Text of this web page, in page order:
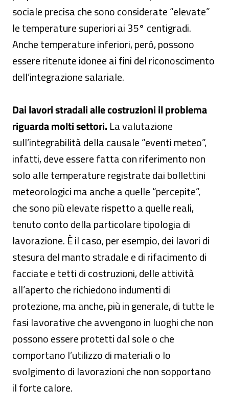
sociale precisa che sono considerate “elevate”
le temperature superiori ai 35° centigradi.
Anche temperature inferiori, però, possono
essere ritenute idonee ai fini del riconoscimento
dell’integrazione salariale.
Dai lavori stradali alle costruzioni il problema
riguarda molti settori. La valutazione
sull’integrabilità della causale “eventi meteo”,
infatti, deve essere fatta con riferimento non
solo alle temperature registrate dai bollettini
meteorologici ma anche a quelle “percepite”,
che sono più elevate rispetto a quelle reali,
tenuto conto della particolare tipologia di
lavorazione. È il caso, per esempio, dei lavori di
stesura del manto stradale e di rifacimento di
facciate e tetti di costruzioni, delle attività
all’aperto che richiedono indumenti di
protezione, ma anche, più in generale, di tutte le
fasi lavorative che avvengono in luoghi che non
possono essere protetti dal sole o che
comportano l’utilizzo di materiali o lo
svolgimento di lavorazioni che non sopportano
il forte calore.